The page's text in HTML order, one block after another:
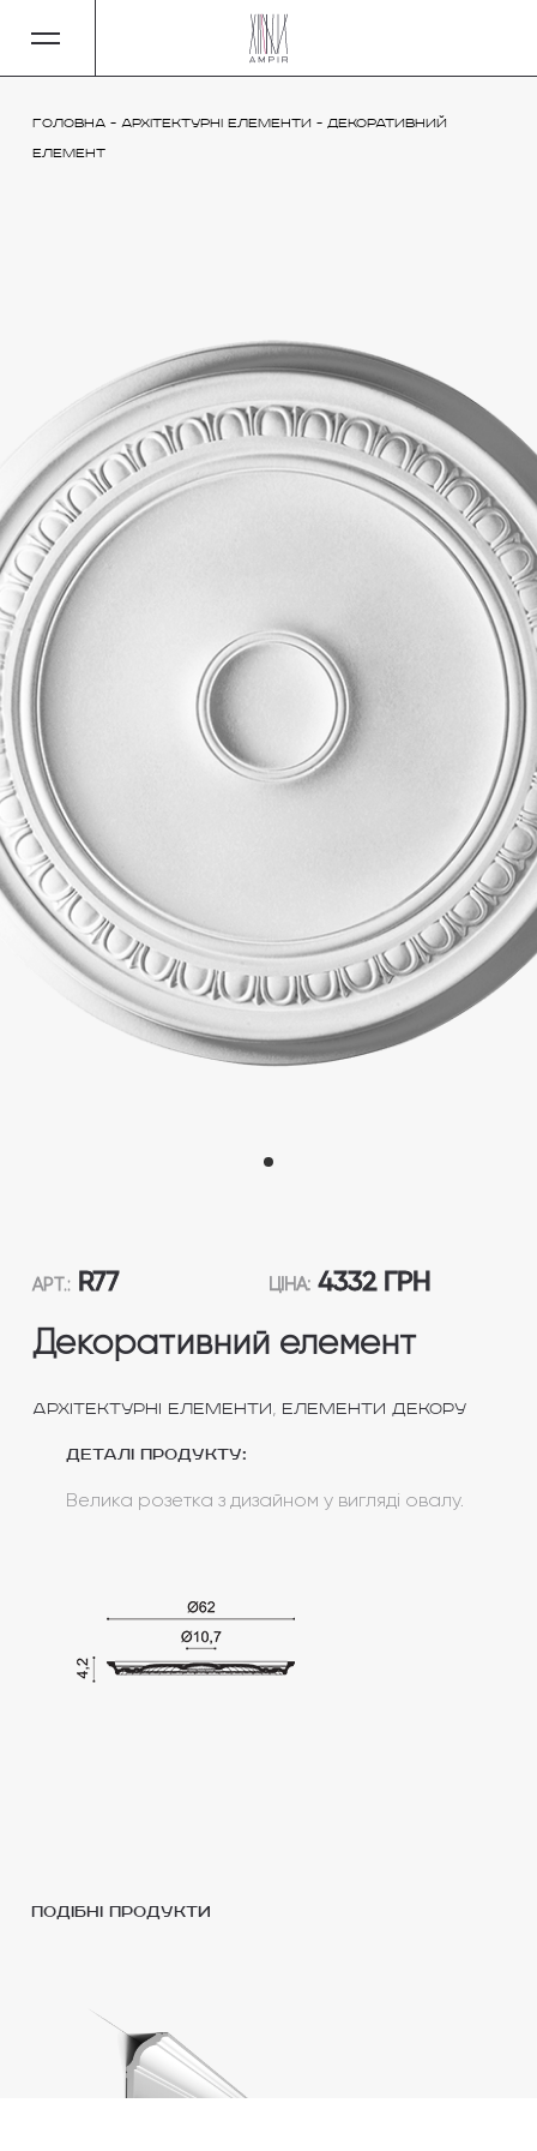
Головна- Архітектурні елементи - Декоративний
елемент
АРТ.:R77 ЦІНА: 4332 ГРН
Декоративний елемент
Архітектурні елементи Елементи декору
Деталі продукту:
Велика розетка з дизайном у вигляді овалу.
подібні продукти